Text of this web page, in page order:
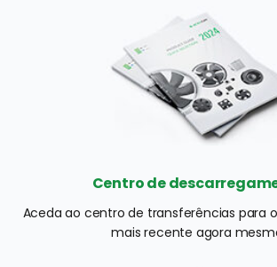
Centro de
Aceda ao centro de transferências para
mais recente agora